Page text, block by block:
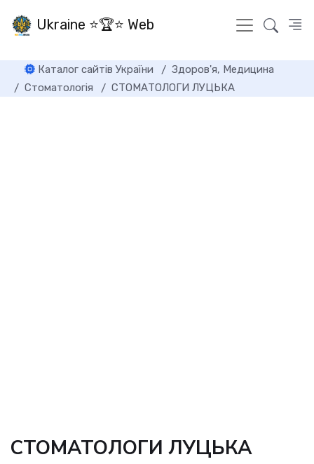
Ukraine ⭐🏆⭐ Web
Каталог сайтів України
Здоров'я, Медицина
Стоматологія
СТОМАТОЛОГИ ЛУЦЬКА
СТОМАТОЛОГИ ЛУЦЬКА